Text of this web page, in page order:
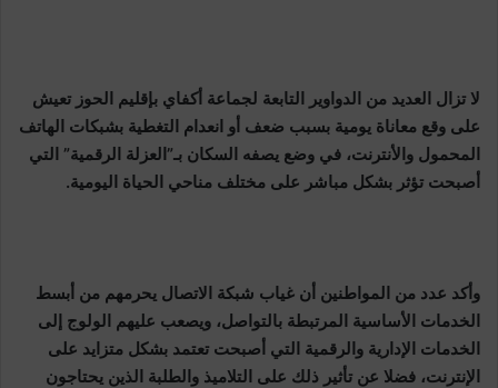
لا تزال العديد من الدواوير التابعة لجماعة أكفاي بإقليم الحوز تعيش
على وقع معاناة يومية بسبب ضعف أو انعدام التغطية بشبكات الهاتف
المحمول والأنترنت، في وضع يصفه السكان بـ”العزلة الرقمية” التي
أصبحت تؤثر بشكل مباشر على مختلف مناحي الحياة اليومية.
وأكد عدد من المواطنين أن غياب شبكة الاتصال يحرمهم من أبسط
الخدمات الأساسية المرتبطة بالتواصل، ويصعب عليهم الولوج إلى
الخدمات الإدارية والرقمية التي أصبحت تعتمد بشكل متزايد على
الإنترنت، فضلا عن تأثير ذلك على التلاميذ والطلبة الذين يحتاجون